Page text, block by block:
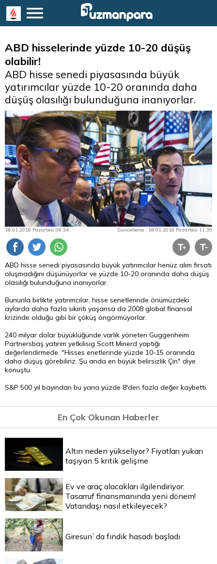
ABD hisselerinde yüzde 10-20 düşüş
olabilir!
ABD hisse senedi piyasasında büyük
yatırımcılar yüzde 10-20 oranında daha
düşüş olasılığı bulunduğuna inanıyorlar.
18.01.2016 Pazartesi 08:34 Güncelleme : 18.01.2016 Pazartesi 11:39
ABD hisse senedi piyasasında büyük yatırımcılar henüz alım fırsatı
oluşmadığını düşünüyorlar ve yüzde 10-20 oranında daha düşüş
olasılığı bulunduğuna inanıyorlar.
Bununla birlikte yatırımcılar, hisse senetlerinde önümüzdeki
aylarda daha fazla sıkıntı yaşansa da 2008 global finansal
krizinde olduğu gibi bir çöküş öngörmüyorlar.
240 milyar dolar büyüklüğünde varlık yöneten Guggenheim
Partnersbaş yatırım yetkilisig Scott Minerd yaptığı
değerlendirmede, "Hisses enetlerinde yüzde 10-15 oranında
daha düşüş görebiliriz. Şu anda en büyük belirsizlik Çin" diye
konuştu.
S&P 500 yıl bayından bu yana yüzde 8'den fazla değer kaybetti.
En Çok Okunan Haberler
Altın neden yükseliyor? Fiyatları yukarı
taşıyan 5 kritik gelişme
Ev ve araç alacakları ilgilendiriyor:
Tasarruf finansmanında yeni dönem!
Vatandaşı nasıl etkileyecek?
Giresun`da fındık hasadı başladı